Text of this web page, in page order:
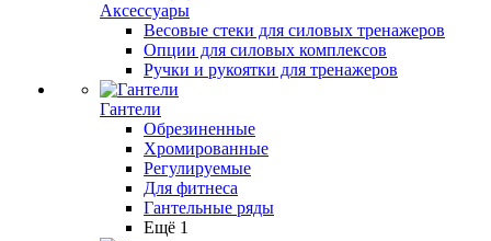
Аксессуары
Весовые стеки для силовых тренажеров
Опции для силовых комплексов
Ручки и рукоятки для тренажеров
Гантели
Обрезиненные
Хромированные
Регулируемые
Для фитнеса
Гантельные ряды
Ещё 1